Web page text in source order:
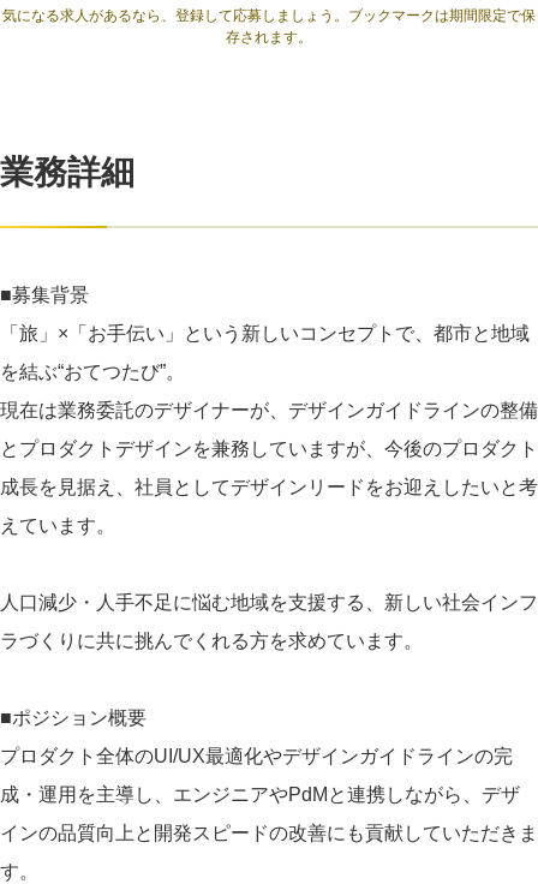
気になる求人があるなら、登録して応募しましょう。ブックマークは期間限定で保
存されます。
業務詳細
■募集背景
「旅」×「お手伝い」という新しいコンセプトで、都市と地域
を結ぶ“おてつたび”。
現在は業務委託のデザイナーが、デザインガイドラインの整備
とプロダクトデザインを兼務していますが、今後のプロダクト
成長を見据え、社員としてデザインリードをお迎えしたいと考
えています。
人口減少・人手不足に悩む地域を支援する、新しい社会インフ
ラづくりに共に挑んでくれる方を求めています。
■ポジション概要
プロダクト全体のUI/UX最適化やデザインガイドラインの完
成・運用を主導し、エンジニアやPdMと連携しながら、デザ
インの品質向上と開発スピードの改善にも貢献していただきま
す。